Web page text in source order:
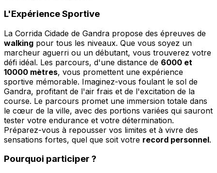
L'Expérience Sportive
La Corrida Cidade de Gandra propose des épreuves de
walking pour tous les niveaux. Que vous soyez un
marcheur aguerri ou un débutant, vous trouverez votre
défi idéal. Les parcours, d'une distance de 6000 et
10000 mètres, vous promettent une expérience
sportive mémorable. Imaginez-vous foulant le sol de
Gandra, profitant de l'air frais et de l'excitation de la
course. Le parcours promet une immersion totale dans
le cœur de la ville, avec des portions variées qui sauront
tester votre endurance et votre détermination.
Préparez-vous à repousser vos limites et à vivre des
sensations fortes, quel que soit votre record personnel.
Pourquoi participer ?